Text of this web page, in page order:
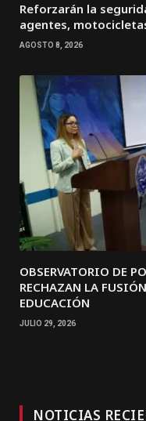
Reforzarán la
agentes,
AGOSTO 8, 2026
OBSERVATORIO DE
RECHAZAN LA
EDUCACIÓN
JULIO 29, 2026
NOTICIAS